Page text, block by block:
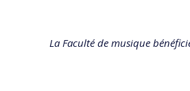
La Faculté de musique